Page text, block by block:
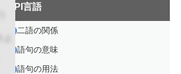
SPI言語
二語の関係
語句の意味
語句の用法